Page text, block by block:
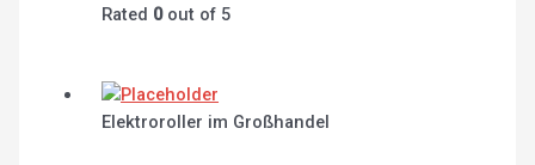
Rated 0out of 5
Elektroroller im Großhandel